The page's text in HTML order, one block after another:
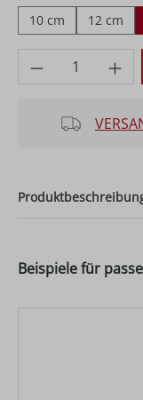
10 cm 12 cm
Produkt
Beispiele für